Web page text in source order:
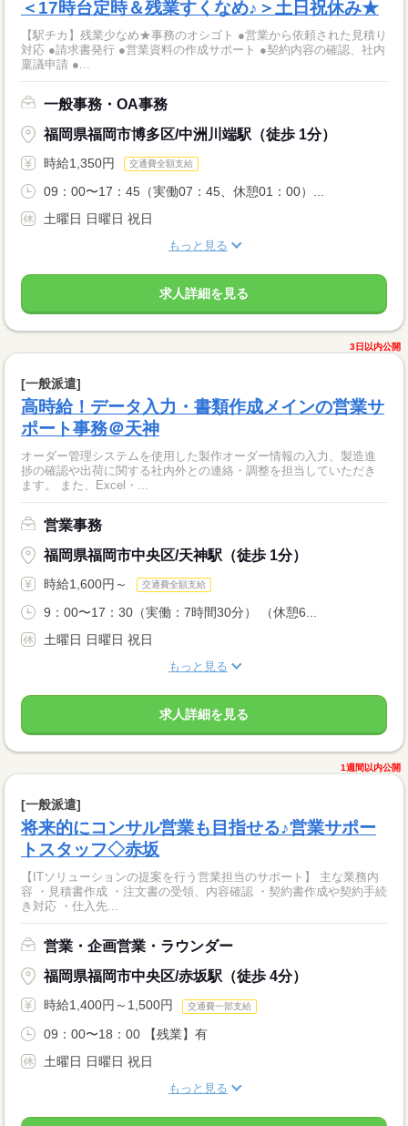
＜17時台定時＆残業すくなめ♪＞土日祝休み★
【駅チカ】残業少なめ★事務のオシゴト ●営業から依頼された見積り
対応 ●請求書発行 ●営業資料の作成サポート ●契約内容の確認、社内
稟議申請 ●...
一般事務・OA事務
福岡県福岡市博多区/中洲川端駅（徒歩 1分）
時給1,350円 交通費全額支給
09：00〜17：45（実働07：45、休憩01：00）...
土曜日 日曜日 祝日
もっと見る
求人詳細を見る
3日以内公開
[一般派遣]
高時給！データ入力・書類作成メインの営業サ
ポート事務＠天神
オーダー管理システムを使用した製作オーダー情報の入力、製造進
捗の確認や出荷に関する社内外との連絡・調整を担当していただき
ます。 また、Excel・...
営業事務
福岡県福岡市中央区/天神駅（徒歩 1分）
時給1,600円～ 交通費全額支給
9：00〜17：30（実働：7時間30分） （休憩6...
土曜日 日曜日 祝日
もっと見る
求人詳細を見る
1週間以内公開
[一般派遣]
将来的にコンサル営業も目指せる♪営業サポー
トスタッフ◇赤坂
【ITソリューションの提案を行う営業担当のサポート】 主な業務内
容 ・見積書作成 ・注文書の受領、内容確認 ・契約書作成や契約手続
き対応 ・仕入先...
営業・企画営業・ラウンダー
福岡県福岡市中央区/赤坂駅（徒歩 4分）
時給1,400円～1,500円 交通費一部支給
09：00〜18：00 【残業】有
土曜日 日曜日 祝日
もっと見る